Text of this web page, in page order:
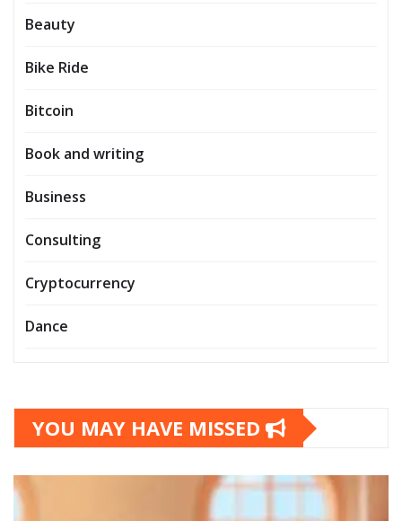
Beauty
Bike Ride
Bitcoin
Book and writing
Business
Consulting
Cryptocurrency
Dance
YOU MAY HAVE MISSED